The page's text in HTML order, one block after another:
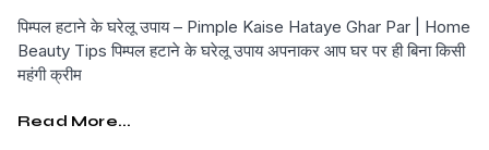
पिम्पल हटाने के घरेलू उपाय – Pimple Kaise Hataye Ghar Par | Home
Beauty Tips पिम्पल हटाने के घरेलू उपाय अपनाकर आप घर पर ही बिना किसी
महंगी क्रीम
Read More...